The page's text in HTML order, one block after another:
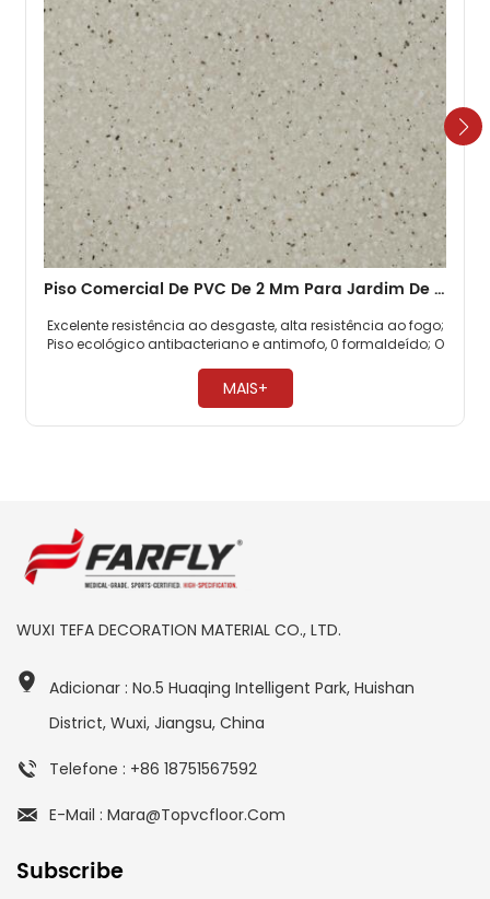
Piso Comercial De PVC De 2 Mm Para Jardim De Infância
Excelente resistência ao desgaste, alta resistência ao fogo;
Piso ecológico antibacteriano e antimofo, 0 formaldeído; O
MAIS+
WUXI TEFA DECORATION MATERIAL CO., LTD.
Adicionar : No.5 Huaqing Intelligent Park, Huishan
District, Wuxi, Jiangsu, China
Telefone : +86 18751567592
E-Mail : Mara@topvcfloor.com
Subscribe